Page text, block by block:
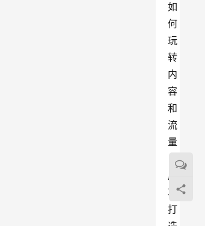
如
何
玩
转
内
容
和
流
量
，
成
功
打